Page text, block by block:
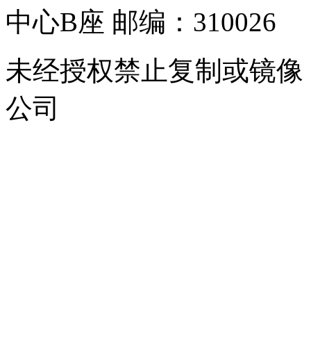
中心B座 邮编：310026
未经授权禁止复制或镜
公司